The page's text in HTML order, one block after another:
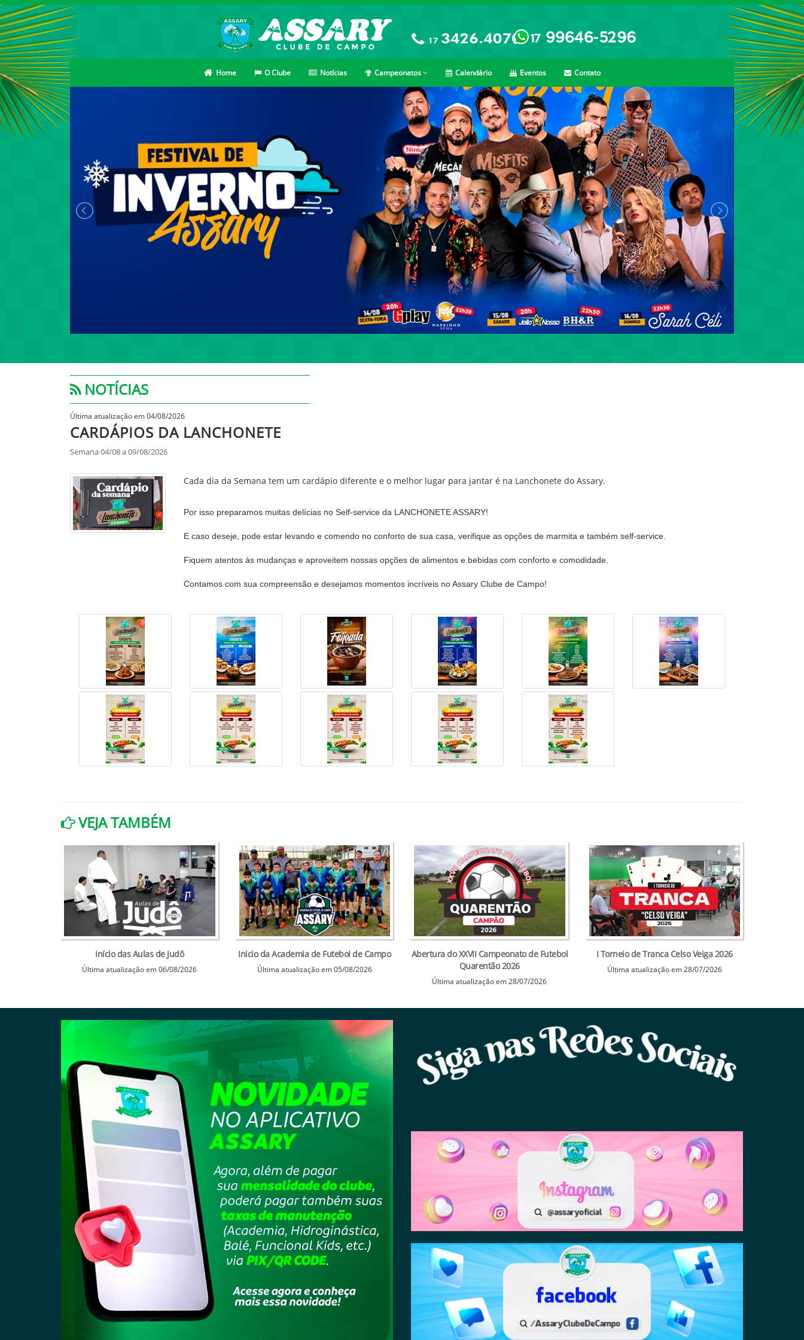
Home O Clube Notícias Campeonatos Calendário Eventos Contato
NOTÍCIAS
Última atualização em 04/08/2026
CARDÁPIOS DA LANCHONETE
Semana 04/08 a 09/08/2026
Cada dia da Semana tem um cardápio diferente e o melhor lugar para jantar é na Lanchonete do Assary.
Por isso preparamos muitas delícias no Self-service da LANCHONETE ASSARY!
E caso deseje, pode estar levando e comendo no conforto de sua casa, verifique as opções de marmita e também self-service.
Fiquem atentos às mudanças e aproveitem nossas opções de alimentos e bebidas com conforto e comodidade.
Contamos com sua compreensão e desejamos momentos incríveis no Assary Clube de Campo!
VEJA TAMBÉM
Início das Aulas de Judô
Última atualização em 06/08/2026
Inicio da Academia de Futebol de Campo
Última atualização em 05/08/2026
Abertura do XXVII Campeonato de Futebol
Quarentão 2026
Última atualização em 28/07/2026
I Torneio de Tranca Celso Veiga 2026
Última atualização em 28/07/2026